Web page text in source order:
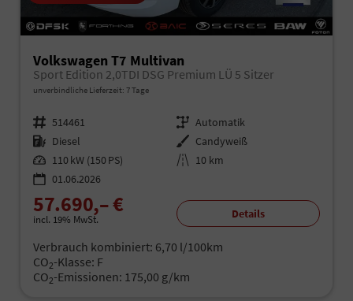
Volkswagen T7 Multivan
Sport Edition 2,0TDI DSG Premium LÜ 5 Sitzer
unverbindliche Lieferzeit: 7 Tage
Fahrzeugnr. 514461 Getriebe Automatik
Kraftstoff Diesel Außenfarbe Candyweiß
Leistung 110 kW (150 PS) Kilometerstand 10 km
01.06.2026
57.690,– €
incl. 19% MwSt. Details
Verbrauch kombiniert: 6,70 l/100km
CO2-Klasse: F
CO2-Emissionen: 175,00 g/km